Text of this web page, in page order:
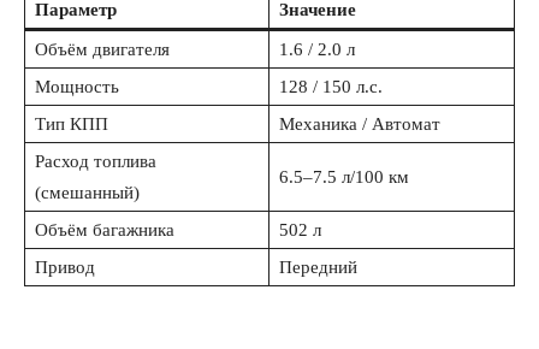
ПОДПИСАТЬСЯ СЕЙЧАС
О нас
Параметр Значение
Объём двигателя
1.6 / 2.0 л
Мощность
128 / 150 л.с.
Тип КПП
Механика / Автомат
Расход топлива
(смешанный)
6.5–7.5 л/100 км
Объём багажника
502 л
Привод
Передний